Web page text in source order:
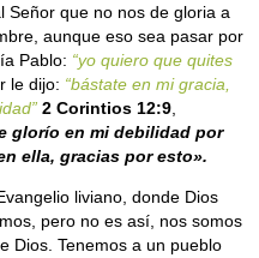
Señor que no nos de gloria a
aunque eso sea pasar por
Pablo: “yo quiero que quites
le dijo: “bástate en mi gracia,
2 Corintios 12:9,
glorío en mi debilidad por
ella, gracias por esto».
liviano, donde Dios
pero no es así, nos somos
Dios. Tenemos a un pueblo